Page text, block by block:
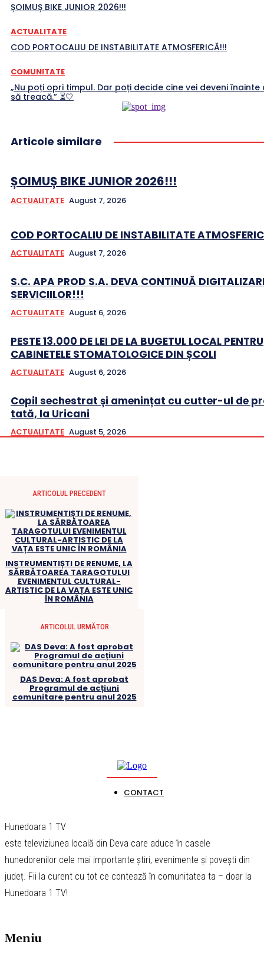
ȘOIMUȘ BIKE JUNIOR 2026!!!
ACTUALITATE
COD PORTOCALIU DE INSTABILITATE ATMOSFERICĂ!!!
COMUNITATE
„Nu poți opri timpul. Dar poți decide cine vei deveni înainte
să treacă.” ⏳🤍
Articole similare
ȘOIMUȘ BIKE JUNIOR 2026!!!
ACTUALITATE August 7, 2026
COD PORTOCALIU DE INSTABILITATE
ACTUALITATE August 7, 2026
S.C. APA PROD S.A. DEVA CONTINUĂ
SERVICIILOR!!!
ACTUALITATE August 6, 2026
PESTE 13.000 DE LEI DE LA BUGETUL LOCAL PENTRU
CABINETELE STOMATOLOGICE DIN ȘCOLI
ACTUALITATE August 6, 2026
Copil sechestrat și amenințat cu cutter-ul de
tată, la Uricani
ACTUALITATE August 5, 2026
ARTICOLUL PRECEDENT
INSTRUMENTIȘTI DE RENUME, LA
SĂRBĂTOAREA TARAGOTULUI
EVENIMENTUL CULTURAL-
ARTISTIC DE LA VAȚA ESTE UNIC
ÎN ROMÂNIA
ARTICOLUL URMĂTOR
DAS Deva: A fost aprobat
Programul de acțiuni
comunitare pentru anul 2025
CONTACT
Hunedoara 1 TV
este televiziunea locală din Deva care aduce în casele
hunedorenilor cele mai importante știri, evenimente și povești din
județ. Fii la curent cu tot ce contează în comunitatea ta – doar la
Hunedoara 1 TV!
Meniu